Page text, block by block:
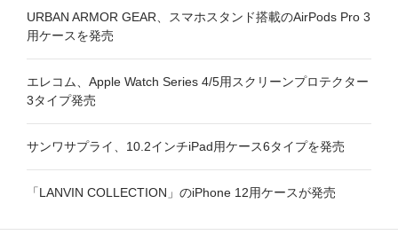
URBAN ARMOR GEAR、スマホスタンド搭載のAirPods Pro 3
用ケースを発売
エレコム、Apple Watch Series 4/5用スクリーンプロテクター
3タイプ発売
サンワサプライ、10.2インチiPad用ケース6タイプを発売
「LANVIN COLLECTION」のiPhone 12用ケースが発売